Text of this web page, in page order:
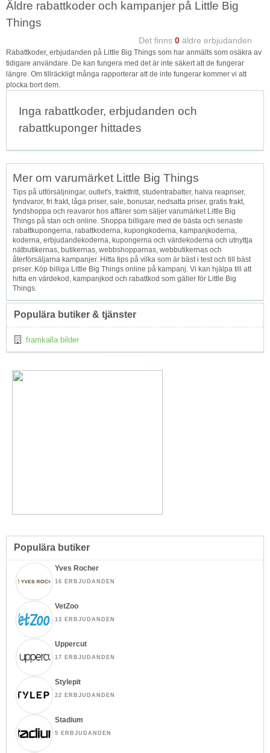
Äldre rabattkoder och kampanjer på Little Big
Things
Det finns 0 äldre erbjudanden
Rabattkoder, erbjudanden på Little Big Things som har anmälts som osäkra av
tidigare användare. De kan fungera med det är inte säkert att de fungerar
längre. Om tillräckligt många rapporterar att de inte fungerar kommer vi att
plocka bort dem.
Inga rabattkoder, erbjudanden och
rabattkuponger hittades
Mer om varumärket Little Big Things
Tips på utförsäljningar, outlet's, fraktfritt, studentrabatter, halva reapriser,
fyndvaror, fri frakt, låga priser, sale, bonusar, nedsatta priser, gratis frakt,
fyndshoppa och reavaror hos affärer som säljer varumärket Little Big
Things på stan och online. Shoppa billigare med de bästa och senaste
rabattkupongerna, rabattkoderna, kupongkoderna, kampanjkoderna,
koderna, erbjudandekoderna, kupongerna och värdekoderna och utnyttja
nätbutikernas, butikernas, webbshopparnas, webbutikernas och
återförsäljarna kampanjer. Hitta tips på vilka som är bäst i test och till bäst
priser. Köp billiga Little Big Things online på kampanj. Vi kan hjälpa till att
hitta en värdekod, kampanjkod och rabattkod som gäller för Little Big
Things.
Populära butiker & tjänster
framkalla bilder
Populära butiker
Yves Rocher
16 ERBJUDANDEN
VetZoo
13 ERBJUDANDEN
Uppercut
17 ERBJUDANDEN
Stylepit
22 ERBJUDANDEN
Stadium
5 ERBJUDANDEN